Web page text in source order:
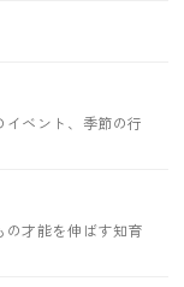
ベント、季節の行
才能を伸ばす知育